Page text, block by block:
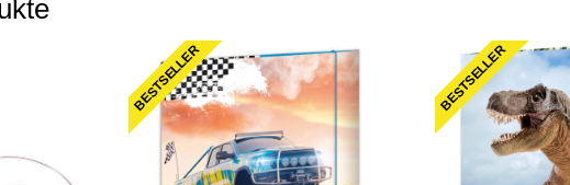
BESTSELLER BESTSELLER